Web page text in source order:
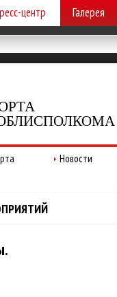
центр Галерея
Новости